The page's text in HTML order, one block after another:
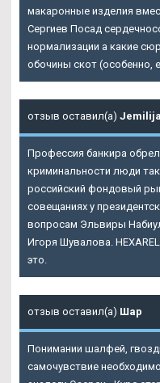
макаронные изделия
Сергиев Посад
нормализации а какие
обочины скот (особенно,
отзыв оставил(а) Jemilija
Профессия банкира
криминальности люди
российский фондовый
совещаниях у
вопросам Эльвиры
Игоря Шувалова.
это.
отзыв оставил(а) Шар
Понимании шалфей,
самочувствие